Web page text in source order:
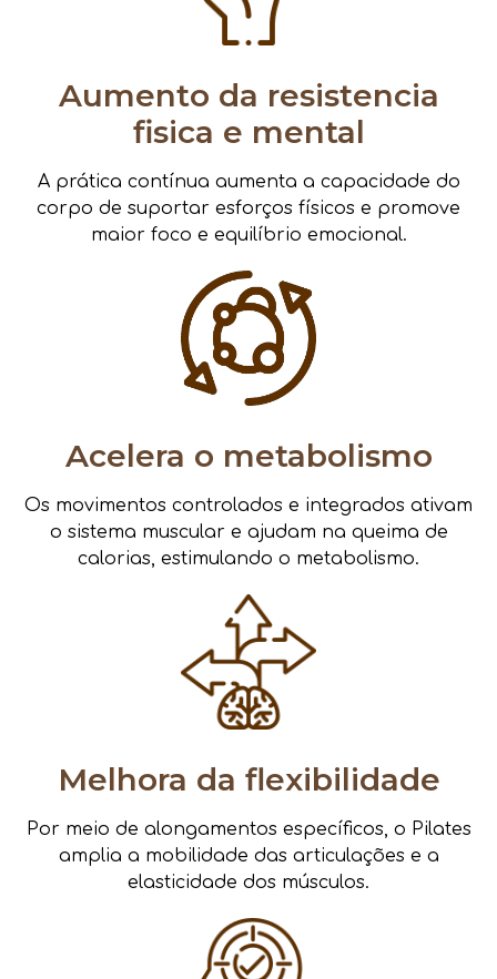
Aumento da resistencia
fisica e mental
A prática contínua aumenta a capacidade do
corpo de suportar esforços físicos e promove
maior foco e equilíbrio emocional.
Acelera o metabolismo
Os movimentos controlados e integrados ativam
o sistema muscular e ajudam na queima de
calorias, estimulando o metabolismo.
Melhora da flexibilidade
Por meio de alongamentos específicos, o Pilates
amplia a mobilidade das articulações e a
elasticidade dos músculos.